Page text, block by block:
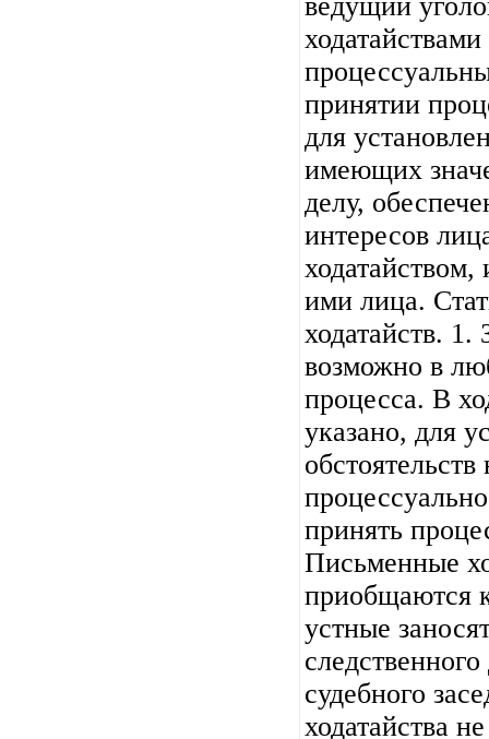
принятии
для
имеющих
делу,
интересов
ходатайством,
ими лица.
ходатайств. 1.
возможно в
процесса. В
указано, для
принять
Письменные
приобщаются
устные
судебного
ходатайства